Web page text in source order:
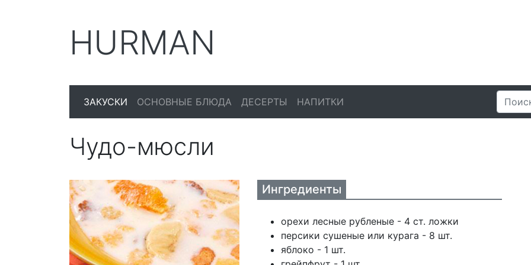
HURMAN
ЗАКУСКИ ОСНОВНЫЕ БЛЮДА ДЕСЕРТЫ НАПИТКИ
Чудо-мюсли
Ингредиенты
орехи лесные рубленые - 4 ст. ложки
персики сушеные или курага - 8 шт.
яблоко - 1 шт.